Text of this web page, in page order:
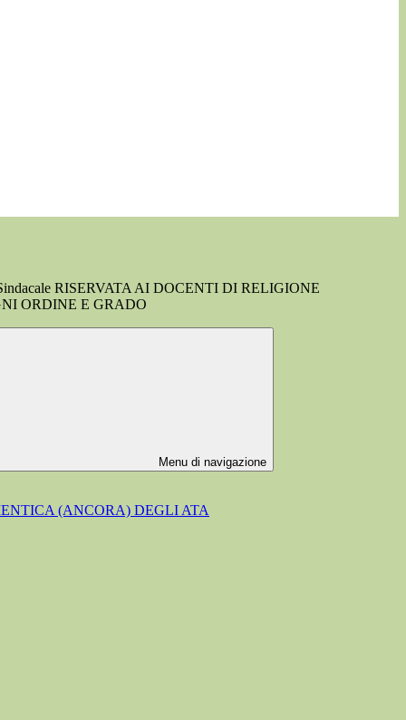
RISERVATA AI DOCENTI DI RELIGIONE
ORDINE E GRADO
Menu di navigazione
(ANCORA) DEGLI ATA